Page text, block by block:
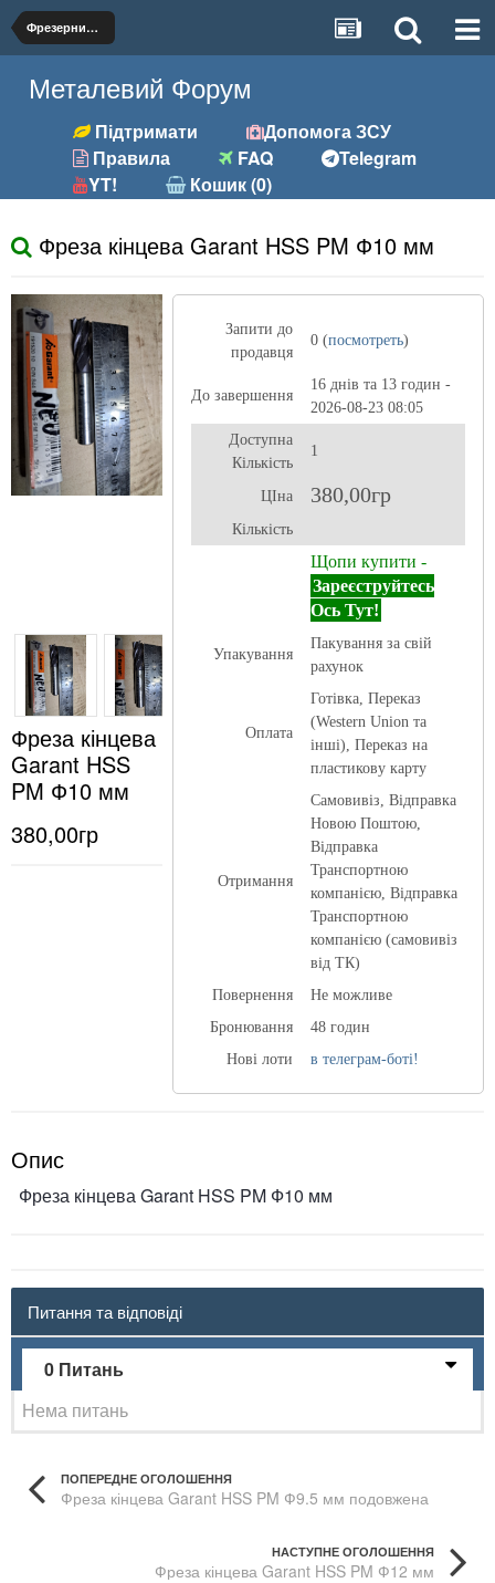
Фрезерний (фрези, розгортки та ін.)
Металевий Форум
Підтримати
Допомога ЗСУ
Правила
FAQ
Telegram
YT!
Кошик (0)
Фреза кінцева Garant HSS PM Ф10 мм
Фреза кінцева
Garant HSS
PM Ф10 мм
380,00гр
Запити до
продавця
0 (посмотреть)
До завершення
16 днів та 13 годин -
2026-08-23 08:05
Доступна
Кількість
1
ЦІна 380,00гр
Кількість
Щопи купити -
Зареєструйтесь
Ось Тут!
Упакування
Пакування за свій
рахунок
Оплата
Готівка, Переказ
(Western Union та
інші), Переказ на
пластикову карту
Отримання
Самовивіз, Відправка
Новою Поштою,
Відправка
Транспортною
компанією, Відправка
Транспортною
компанією (самовивіз
від ТК)
Повернення
Не можливе
Бронювання
48 годин
Нові лоти
в телеграм-боті!
Опис
Фреза кінцева Garant HSS PM Ф10 мм
Питання та відповіді
0 Питань
Нема питань
ПОПЕРЕДНЕ ОГОЛОШЕННЯ
Фреза кінцева Garant HSS PM Ф9.5 мм подовжена
НАСТУПНЕ ОГОЛОШЕННЯ
Фреза кінцева Garant HSS PM Ф12 мм